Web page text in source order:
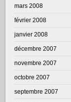
mars 2008
février 2008
janvier 2008
décembre 2007
novembre 2007
octobre 2007
septembre 2007